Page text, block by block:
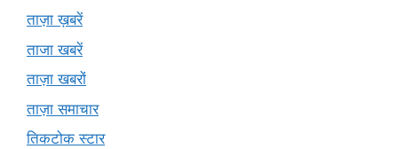
ताज़ा ख़बरें
ताजा खबरें
ताज़ा खबरों
ताज़ा समाचार
तिकटोक स्टार